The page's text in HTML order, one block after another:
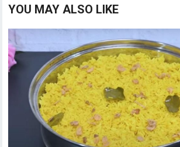
YOU MAY ALSO LIKE